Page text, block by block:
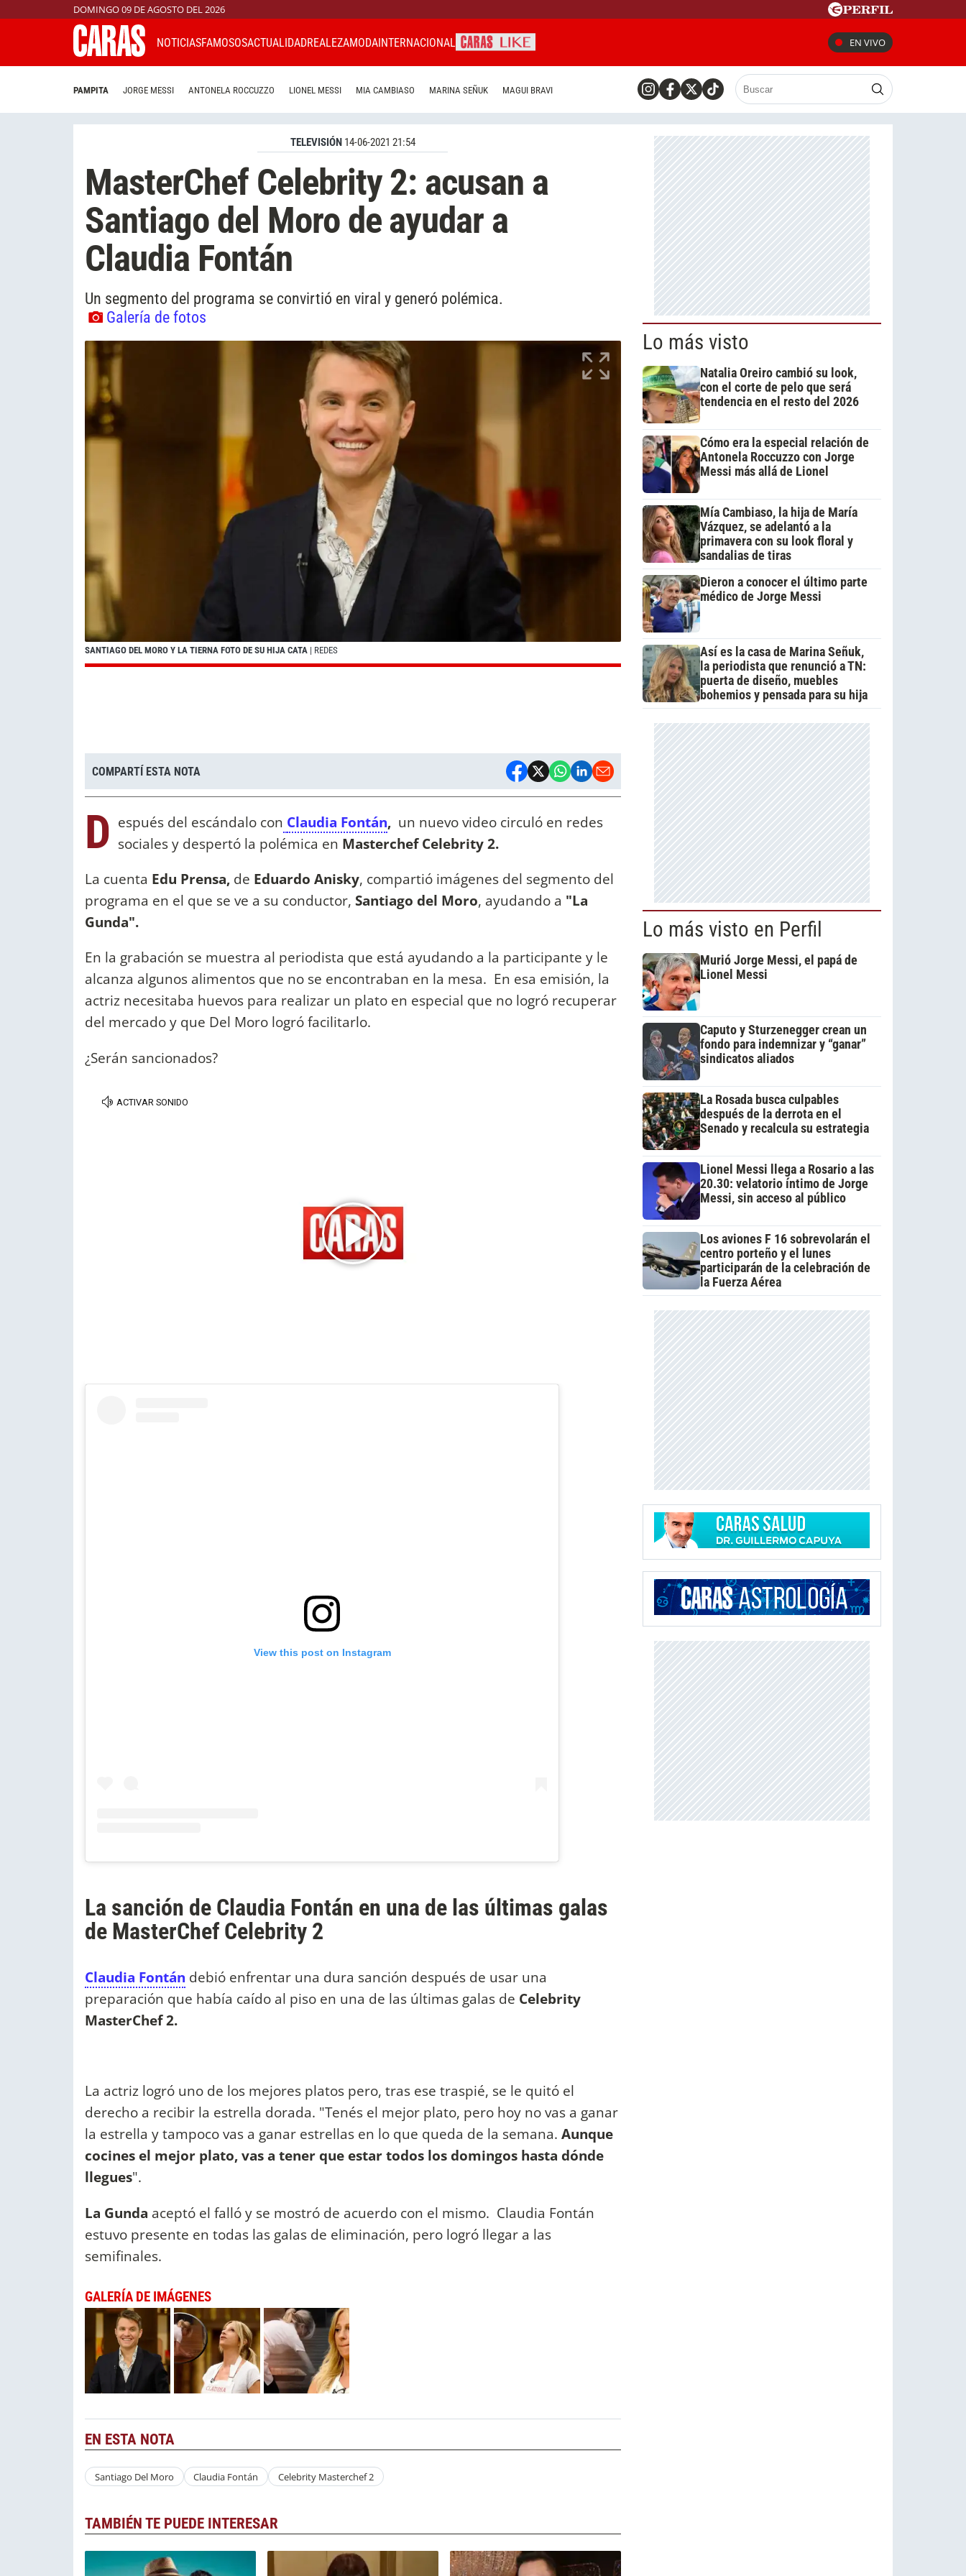
DOMINGO 09 DE AGOSTO DEL 2026
NOTICIASFAMOSOSACTUALIDADREALEZAMODAINTERNACIONAL EN VIVO
PAMPITA JORGE MESSI ANTONELA ROCCUZZO LIONEL MESSI MIA CAMBIASO MARINA SEÑUK MAGUI BRAVI
TELEVISIÓN 14-06-2021 21:54
MasterChef Celebrity 2: acusan a
Santiago del Moro de ayudar a
Claudia Fontán
Un segmento del programa se convirtió en viral y generó polémica.
Galería de fotos
SANTIAGO DEL MORO Y LA TIERNA FOTO DE SU HIJA CATA | REDES
COMPARTÍ ESTA NOTA
D espués del escándalo con Claudia Fontán, un nuevo video circuló en redes
sociales y despertó la polémica en Masterchef Celebrity 2.
La cuenta Edu Prensa, de Eduardo Anisky, compartió imágenes del segmento del
programa en el que se ve a su conductor, Santiago del Moro, ayudando a "La
Gunda".
En la grabación se muestra al periodista que está ayudando a la participante y le
alcanza algunos alimentos que no se encontraban en la mesa. En esa emisión, la
actriz necesitaba huevos para realizar un plato en especial que no logró recuperar
del mercado y que Del Moro logró facilitarlo.
¿Serán sancionados?
View this post on Instagram
La sanción de Claudia Fontán en una de las últimas galas
de MasterChef Celebrity 2
Claudia Fontán debió enfrentar una dura sanción después de usar una
preparación que había caído al piso en una de las últimas galas de Celebrity
MasterChef 2.
La actriz logró uno de los mejores platos pero, tras ese traspié, se le quitó el
derecho a recibir la estrella dorada. "Tenés el mejor plato, pero hoy no vas a ganar
la estrella y tampoco vas a ganar estrellas en lo que queda de la semana. Aunque
cocines el mejor plato, vas a tener que estar todos los domingos hasta dónde
llegues".
La Gunda aceptó el falló y se mostró de acuerdo con el mismo. Claudia Fontán
estuvo presente en todas las galas de eliminación, pero logró llegar a las
semifinales.
GALERÍA DE IMÁGENES
EN ESTA NOTA
Santiago Del Moro Claudia Fontán Celebrity Masterchef 2
TAMBIÉN TE PUEDE INTERESAR
Lo más visto
Natalia Oreiro cambió su look,
con el corte de pelo que será
tendencia en el resto del 2026
Cómo era la especial relación de
Antonela Roccuzzo con Jorge
Messi más allá de Lionel
Mía Cambiaso, la hija de María
Vázquez, se adelantó a la
primavera con su look floral y
sandalias de tiras
Dieron a conocer el último parte
médico de Jorge Messi
Así es la casa de Marina Señuk,
la periodista que renunció a TN:
puerta de diseño, muebles
bohemios y pensada para su hija
Lo más visto en Perfil
Murió Jorge Messi, el papá de
Lionel Messi
Caputo y Sturzenegger crean un
fondo para indemnizar y “ganar”
sindicatos aliados
La Rosada busca culpables
después de la derrota en el
Senado y recalcula su estrategia
Lionel Messi llega a Rosario a las
20.30: velatorio íntimo de Jorge
Messi, sin acceso al público
Los aviones F 16 sobrevolarán el
centro porteño y el lunes
participarán de la celebración de
la Fuerza Aérea